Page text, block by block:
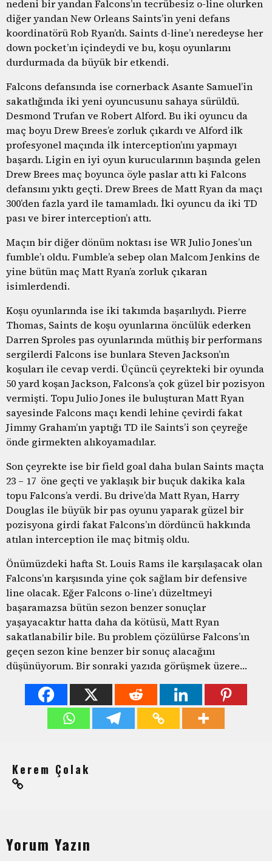
nedeni bir yandan Falcons’ın tecrübesiz o-line olurken
diğer yandan New Orleans Saints’in yeni defans
koordinatörü Rob Ryan’dı. Saints d-line’ı neredeyse her
down pocket’ın içindeydi ve bu, koşu oyunlarını
durdurmada da büyük bir etkendi.
Falcons defansında ise cornerback Asante Samuel’in
sakatlığında iki yeni oyuncusunu sahaya sürüldü.
Desmond Trufan ve Robert Alford. Bu iki oyuncu da
maç boyu Drew Brees’e zorluk çıkardı ve Alford ilk
profesyonel maçında ilk interception’ını yapmayı
başardı. Ligin en iyi oyun kurucularının başında gelen
Drew Brees maç boyunca öyle paslar attı ki Falcons
defansını yıktı geçti. Drew Brees de Matt Ryan da maçı
300’den fazla yard ile tamamladı. İki oyuncu da iki TD
pası ve birer interception’ı attı.
Maçın bir diğer dönüm noktası ise WR Julio Jones’un
fumble’ı oldu. Fumble’a sebep olan Malcom Jenkins de
yine bütün maç Matt Ryan’a zorluk çıkaran
isimlerdendi.
Koşu oyunlarında ise iki takımda başarılıydı. Pierre
Thomas, Saints de koşu oyunlarına öncülük ederken
Darren Sproles pas oyunlarında müthiş bir performans
sergilerdi Falcons ise bunlara Steven Jackson’ın
koşuları ile cevap verdi. Üçüncü çeyrekteki bir oyunda
50 yard koşan Jackson, Falcons’a çok güzel bir pozisyon
vermişti. Topu Julio Jones ile buluşturan Matt Ryan
sayesinde Falcons maçı kendi lehine çevirdi fakat
Jimmy Graham’ın yaptığı TD ile Saints’i son çeyreğe
önde girmekten alıkoyamadılar.
Son çeyrekte ise bir field goal daha bulan Saints maçta
23 – 17 öne geçti ve yaklaşık bir buçuk dakika kala
topu Falcons’a verdi. Bu drive’da Matt Ryan, Harry
Douglas ile büyük bir pas oyunu yaparak güzel bir
pozisyona girdi fakat Falcons’ın dördüncü hakkında
atılan interception ile maç bitmiş oldu.
Önümüzdeki hafta St. Louis Rams ile karşılaşacak olan
Falcons’ın karşısında yine çok sağlam bir defensive
line olacak. Eğer Falcons o-line’ı düzeltmeyi
başaramazsa bütün sezon benzer sonuçlar
yaşayacaktır hatta daha da kötüsü, Matt Ryan
sakatlanabilir bile. Bu problem çözülürse Falcons’ın
geçen sezon kine benzer bir sonuç alacağını
düşünüyorum. Bir sonraki yazıda görüşmek üzere…
Kerem Çolak
Yorum Yazın